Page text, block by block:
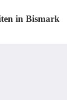
in Bismark